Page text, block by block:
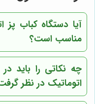
آیا دستگاه کباب پز
مناسب است؟
چه نکاتی را باید
اتوماتیک در نظر